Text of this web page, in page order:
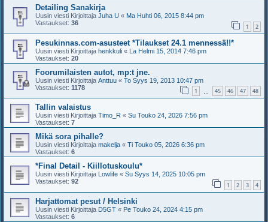
Detailing Sanakirja
Uusin viesti Kirjoittaja Juha U « Ma Huhti 06, 2015 8:44 pm
Vastaukset: 36 1 2
Pesukinnas.com-asusteet *Tilaukset 24.1 mennessä!!*
Uusin viesti Kirjoittaja henkkuli « La Helmi 15, 2014 7:46 pm
Vastaukset: 20
Foorumilaisten autot, mp:t jne.
Uusin viesti Kirjoittaja Anttuu « To Syys 19, 2013 10:47 pm
Vastaukset: 1178 1 45 46 47 48
Tallin valaistus
Uusin viesti Kirjoittaja Timo_R « Su Touko 24, 2026 7:56 pm
Vastaukset: 7
Mikä sora pihalle?
Uusin viesti Kirjoittaja makelja « Ti Touko 05, 2026 6:36 pm
Vastaukset: 6
*Final Detail - Kiillotuskoulu*
Uusin viesti Kirjoittaja Lowlife « Su Syys 14, 2025 10:05 pm
Vastaukset: 92 1 2 3 4
Harjattomat pesut / Helsinki
Uusin viesti Kirjoittaja D5GT « Pe Touko 24, 2024 4:15 pm
Vastaukset: 6